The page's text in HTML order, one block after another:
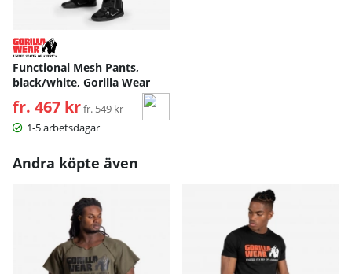
Functional Mesh Pants,
black/white, Gorilla Wear
fr. 467 kr Ordinarie pris:
fr. 549 kr
1-5 arbetsdagar
Andra köpte även